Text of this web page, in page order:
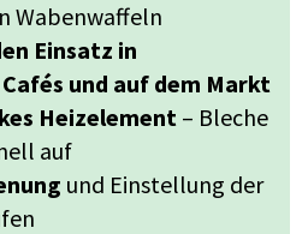
Wabenwaffeln
Einsatz in
und auf dem Markt
Heizelement – Bleche
auf
und Einstellung der